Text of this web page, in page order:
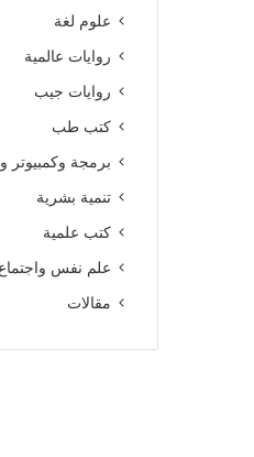
علوم لغة
روايات عالمية
روايات جيب
كتب طب
برمجة وكمبيوتر
تنمية بشرية
كتب علمية
علم نفس
مقالات